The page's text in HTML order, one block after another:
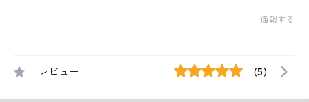
通報する
レビュー (5)